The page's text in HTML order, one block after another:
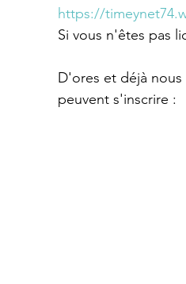
https://
Si vous n'êtes pas
D'ores et déjà
peuvent s'inscrire :